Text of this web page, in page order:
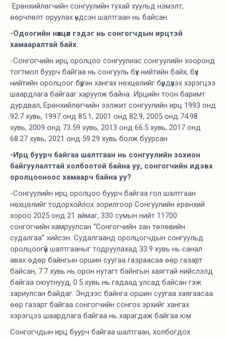
Ерөнхийлөгчийн сонгуулийн тухай хуульд нэмэлт,
өөрчлөлт оруулах үндсэн шалтгаан нь байсан.
-Одоогийн нөхцөл гэдэг нь сонгогчдын ирцтэй
хамааралтай байх.
-Сонгогчийн ирц оролцоо сонгуулиас сонгуулийн хооронд
тогтмол буурч байгаа нь сонгууль бүх нийтийн байх, бүх
нийтийн оролцоог бүрэн хангах нөхцөлийг бүрдүүлэх хэрэгцээ
шаардлага байгааг харуулж байна. Ирцийн тоон баримт
дурдвал, Ерөнхийлөгчийн ээлжит сонгуулийн ирц 1993 онд
92.7 хувь, 1997 онд 85.1, 2001 онд 82.9, 2005 онд 74.98
хувь, 2009 онд 73.59 хувь, 2013 онд 66.5 хувь, 2017 онд
68.27 хувь, 2021 онд 59.29 хувь болж буурсан.
-Ирц буурч байгаа шалтгаан нь сонгуулийн зохион
байгуулалттай холбоотой байна уу, сонгогчийн идэвх
оролцооноос хамаарч байна уу?
-Сонгуулийн ирц оролцоо буурч байгаа гол шалтгаан
нөхцөлийг тодорхойлох зорилгоор Сонгуулийн ерөнхий
хороо 2025 онд 21 аймаг, 330 сумын нийт 11700
сонгогчийн хамруулсан “Сонгогчийн зан төлөвийн
судалгаа” хийсэн. Судалгаанд оролцогчдын сонгуульд
оролцоогүй шалтгааныг тодруулахад 33.9 хувь нь санал
авах өдөр байнгын оршин суугаа газраасаа өөр газарт
байсан, 7.7 хувь нь орон нутагт байнгын хаягтай нийслэлд
байгаа оюутнууд, 0.5 хувь нь гадаад улсад байсан гэж
хариулсан байдаг. Эндээс байнга оршин суугаа хаягаасаа
өөр газарт байгаа сонгогчийн сонгох эрхийг хангах
хэрэгцээ шаардлага байгаа нь харагдаж байгаа юм.
Сонгогчдын ирц буурч байгаа шалтгаан, холбогдох